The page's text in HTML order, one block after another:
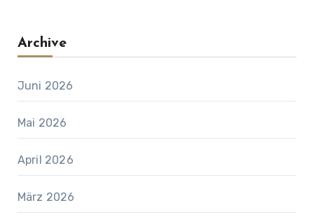
Archive
Juni 2026
Mai 2026
April 2026
März 2026